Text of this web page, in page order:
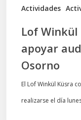
Actividades
Lof Winkül
apoyar
Osorno
El Lof Winkül Küsra
realizarse el día